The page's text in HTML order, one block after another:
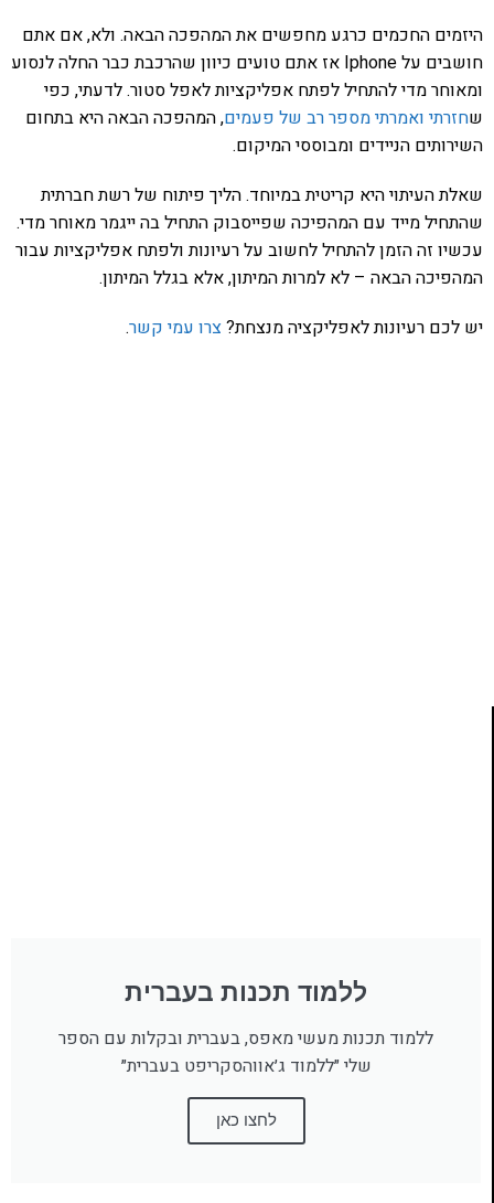
היזמים החכמים כרגע מחפשים את המהפכה הבאה. ולא, אם אתם
חושבים על Iphone אז אתם טועים כיוון שהרכבת כבר החלה לנסוע
ומאוחר מדי להתחיל לפתח אפליקציות לאפל סטור. לדעתי, כפי
שחזרתי ואמרתי מספר רב של פעמים, המהפכה הבאה היא בתחום
השירותים הניידים ומבוססי המיקום.
שאלת העיתוי היא קריטית במיוחד. הליך פיתוח של רשת חברתית
שהתחיל מייד עם המהפיכה שפייסבוק התחיל בה ייגמר מאוחר מדי.
עכשיו זה הזמן להתחיל לחשוב על רעיונות ולפתח אפליקציות עבור
המהפיכה הבאה – לא למרות המיתון, אלא בגלל המיתון.
יש לכם רעיונות לאפליקציה מנצחת?צרו עמי קשר.
ללמוד תכנות בעברית
ללמוד תכנות מעשי מאפס, בעברית ובקלות עם הספר
שלי ״ללמוד ג׳אווהסקריפט בעברית״
לחצו כאן